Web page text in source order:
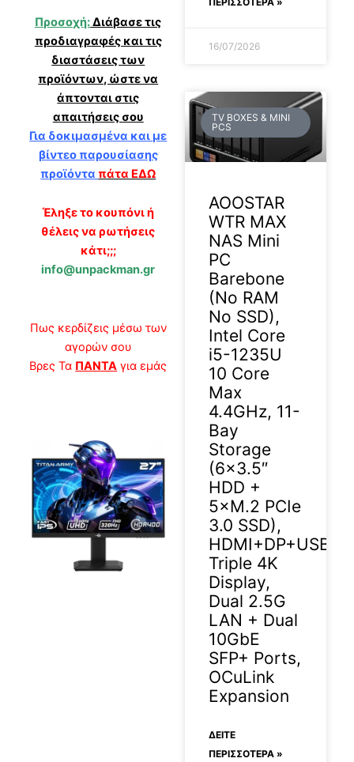
Προσοχή:Διάβασε τις
προδιαγραφές και τις
διαστάσεις των
προϊόντων, ώστε να
άπτονται στις
απαιτήσεις σου
Για δοκιμασμένα και με
βίντεο παρουσίασης
προϊόντα πάτα ΕΔΩ
Έληξε το κουπόνι ή
θέλεις να ρωτήσεις
κάτι;;;
info@unpackman.gr
Πως κερδίζεις μέσω των
αγορών σου
Βρες Τα ΠΑΝΤΑ για εμάς
16/07/2026
TV BOXES & MINI
PCS
AOOSTAR
WTR MAX
NAS Mini
PC
Barebone
(No RAM
No SSD),
Intel Core
i5-1235U
10 Core
Max
4.4GHz, 11-
Bay
Storage
(6×3.5″
HDD +
5×M.2 PCIe
3.0 SSD),
HDMI+DP+USB4
Triple 4K
Display,
Dual 2.5G
LAN + Dual
10GbE
SFP+ Ports,
OCuLink
Expansion
ΔΕΊΤΕ
ΠΕΡΙΣΣΟΤΕΡΑ »